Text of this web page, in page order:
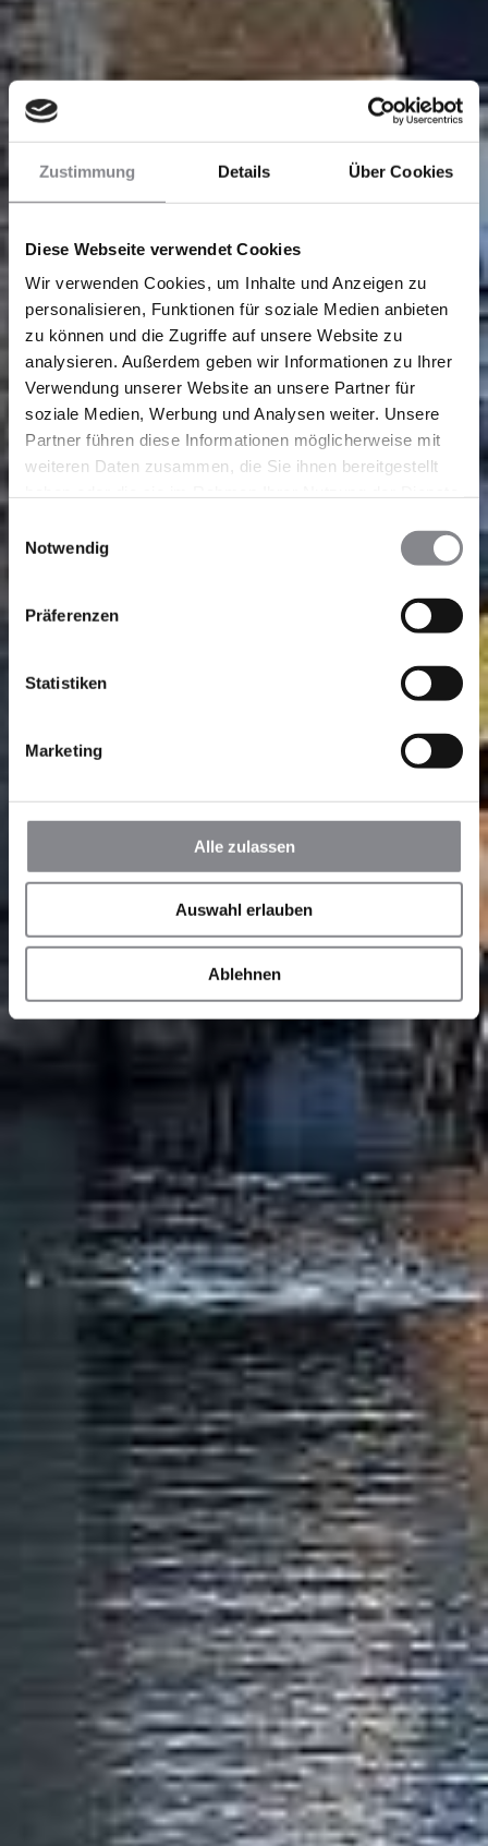
Zustimmung Details Über Cookies
Diese Webseite verwendet Cookies
Wir verwenden Cookies, um Inhalte und Anzeigen zu
personalisieren, Funktionen für soziale Medien anbieten
zu können und die Zugriffe auf unsere Website zu
analysieren. Außerdem geben wir Informationen zu Ihrer
Verwendung unserer Website an unsere Partner für
soziale Medien, Werbung und Analysen weiter. Unsere
Partner führen diese Informationen möglicherweise mit
weiteren Daten zusammen, die Sie ihnen bereitgestellt
Notwendig
Präferenzen
Statistiken
Marketing
Alle zulassen
Auswahl erlauben
Ablehnen